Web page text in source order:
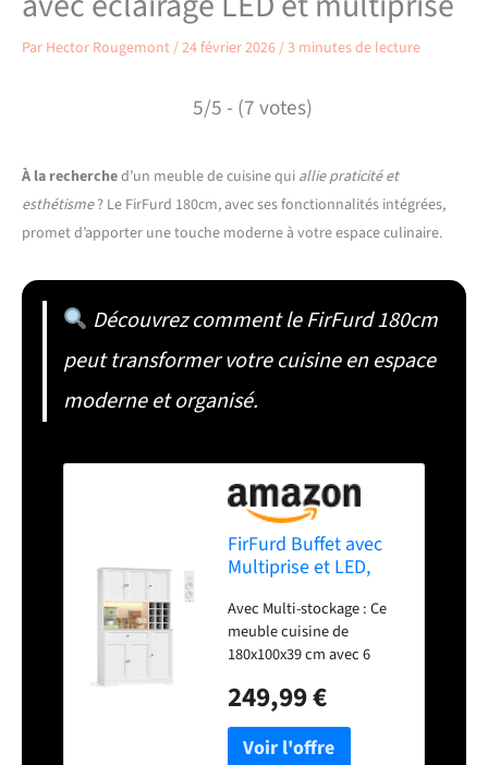
Par Hector Rougemont/24 février 2026/3 minutes de lecture
5/5 - (7 votes)
À la recherched’un meuble de cuisine qui allie praticité et
esthétisme? Le FirFurd 180cm, avec ses fonctionnalités intégrées,
promet d’apporter une touche moderne à votre espace culinaire.
Découvrez comment le FirFurd 180cm
peut transformer votre cuisine en espace
moderne et organisé.
FirFurd Buffet avec
Multiprise et LED,
Rangement Haut
Blanc
Avec Multi-stockage : Ce
meuble cuisine de
180x100x39 cm avec 6
rangement, 1 tiroir
coulissants, 1 casier à 12
bouteilles amovible et 1
249,99 €